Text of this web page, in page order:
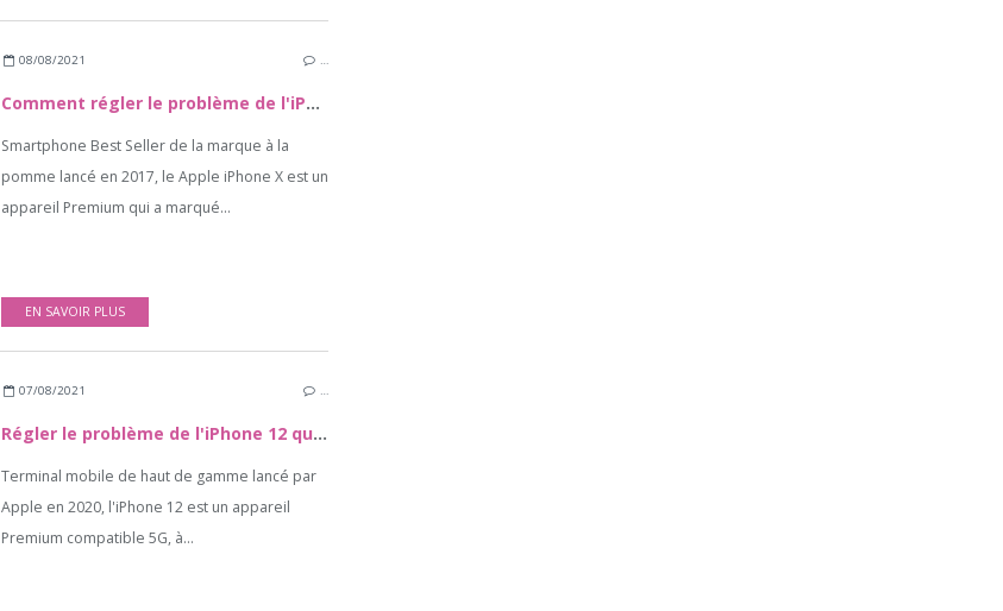
08/08/2021 …
Comment régler le problème de l'iPhone X qui reste bloqué sur le logo Apple ?
Smartphone Best Seller de la marque à la
pomme lancé en 2017, le Apple iPhone X est un
appareil Premium qui a marqué...
EN SAVOIR PLUS
07/08/2021 …
Régler le problème de l'iPhone 12 qui se déconnecte du WiFi
Terminal mobile de haut de gamme lancé par
Apple en 2020, l'iPhone 12 est un appareil
Premium compatible 5G, à...